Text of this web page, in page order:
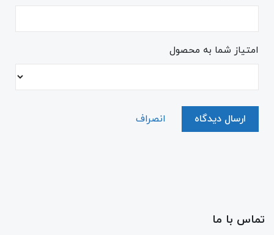
امتیاز شما به محصول
ارسال دیدگاه انصراف
تماس با ما